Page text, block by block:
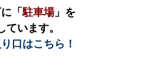
「駐車場」を
ています。
口はこちら！